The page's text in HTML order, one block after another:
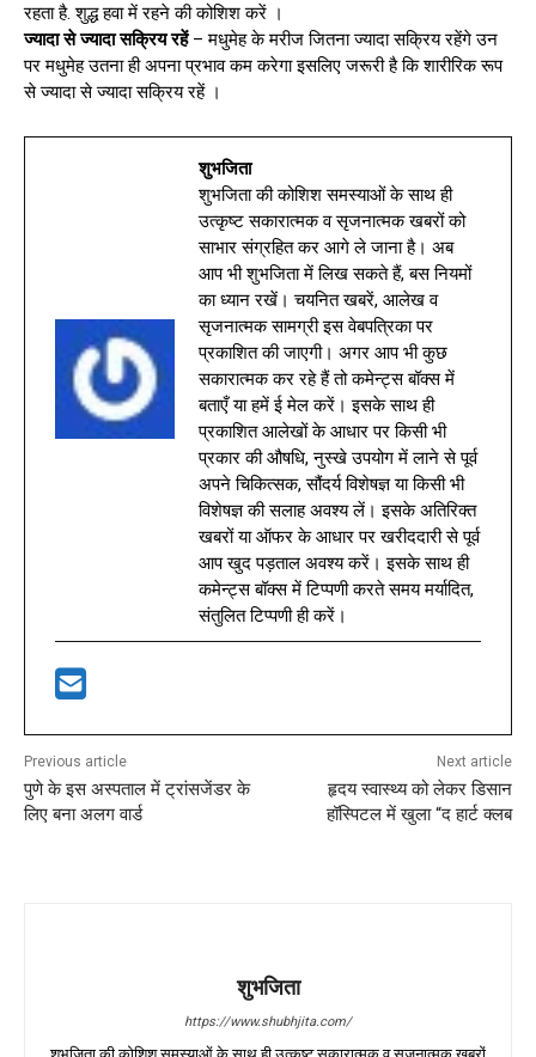
रहता है. शुद्ध हवा में रहने की कोशिश करें ।
ज्यादा से ज्यादा सक्रिय रहें– मधुमेह के मरीज जितना ज्यादा सक्रिय रहेंगे उन
पर मधुमेह उतना ही अपना प्रभाव कम करेगा इसलिए जरूरी है कि शारीरिक रूप
से ज्यादा से ज्यादा सक्रिय रहें ।
शुभजिता
शुभजिता की कोशिश समस्याओं के साथ ही
उत्कृष्ट सकारात्मक व सृजनात्मक खबरों को
साभार संग्रहित कर आगे ले जाना है। अब
आप भी शुभजिता में लिख सकते हैं, बस नियमों
का ध्यान रखें। चयनित खबरें, आलेख व
सृजनात्मक सामग्री इस वेबपत्रिका पर
प्रकाशित की जाएगी। अगर आप भी कुछ
सकारात्मक कर रहे हैं तो कमेन्ट्स बॉक्स में
बताएँ या हमें ई मेल करें। इसके साथ ही
प्रकाशित आलेखों के आधार पर किसी भी
प्रकार की औषधि, नुस्खे उपयोग में लाने से पूर्व
अपने चिकित्सक, सौंदर्य विशेषज्ञ या किसी भी
विशेषज्ञ की सलाह अवश्य लें। इसके अतिरिक्त
खबरों या ऑफर के आधार पर खरीददारी से पूर्व
आप खुद पड़ताल अवश्य करें। इसके साथ ही
कमेन्ट्स बॉक्स में टिप्पणी करते समय मर्यादित,
संतुलित टिप्पणी ही करें।
Previous article
पुणे के इस अस्पताल में ट्रांसजेंडर के
लिए बना अलग वार्ड
Next article
हृदय स्वास्थ्य को लेकर डिसान
हॉस्पिटल में खुला “द हार्ट क्लब
शुभजिता
https://www.shubhjita.com/